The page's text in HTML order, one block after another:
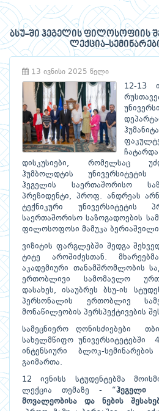
ბსუ-ში ჰეგელის ფილოსოფიის
ლექცია-
13 ივნისი 2025 წელი
12-13
დისკუსიები, რომელსაც
ჰუმბოლდტის უნივერსიტეტის
ჰეგელის საერთაშორისო
პრეზიდენტი, პროფ. ანდრეას
ტექნიკური უნივერსიტეტის
საერთაშორისო საზოგადოების
ფილოსოფოსი მამუკა
ვიზიტის ფარგლებში შედგა
ტიტე აროშიძესთან.
აკადემიური თანამშრომლობის
ერთობლივი სამომავლო
დასახეს, ისაუბრეს ბსუ-ის
პერსონალის ერთობლივ
მონაწილეობის პერსპექტივების
სამეცნიერო ღონისძიებები
სახელმწიფო უნივერსიტეტებში
ინტენსიური ბლოკ-
გაიმართა.
12 ივნისს სტუდენტებმა
ლექცია თემაზე - “ჰეგელი
მოვალეობისა და ნების